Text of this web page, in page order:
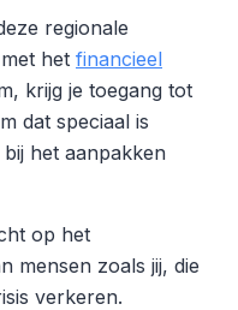
regionale
het financieel
krijg je toegang tot
dat speciaal is
het aanpakken
op het
mensen zoals jij, die
verkeren.